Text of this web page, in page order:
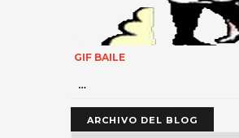
GIF BAILE
…
ARCHIVO DEL BLOG